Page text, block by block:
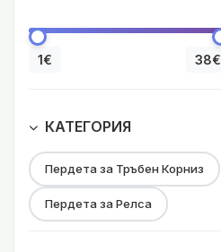
1€ 38€
КАТЕГОРИЯ
Пердета за Тръбен Корниз
Пердета за Релса